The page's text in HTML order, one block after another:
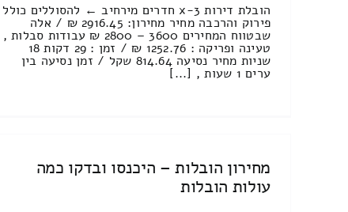
הובלת דירות 3-x חדרים מירחיב ← להסוללים כולל
פירוק והרכבה מחיר מחירון: 2916.45 ₪ / אלה
שבטווח המחירים 3600 – 2800 ₪ עבודות סבלות ,
טעינה ופריקה : 1252.76 ₪ / זמן : 29 דקות 18
שניות מחיר נסיעה 814.64 שקל / זמן נסיעה בין
ערים 1 שעות , [...]
מחירון הובלות – היכנסו ובדקו כמה
עולות הובלות